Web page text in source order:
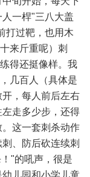
一桿"三八大盖
打过靶，也用木
来斤重呢）刺
得还挺像样。我
几百人（具体是
，每人前后左右
走多少步，还得
这一套刺杀动作
、防后砍连续刺
"的吼声，很是
儿园和小学儿童